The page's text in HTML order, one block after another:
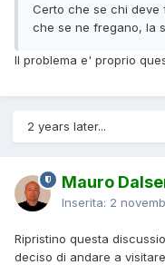
Certo che se chi deve
che se ne fregano, la
Il problema e' proprio
2 years later...
Mauro
Inserita: 2
Ripristino questa
deciso di andare a